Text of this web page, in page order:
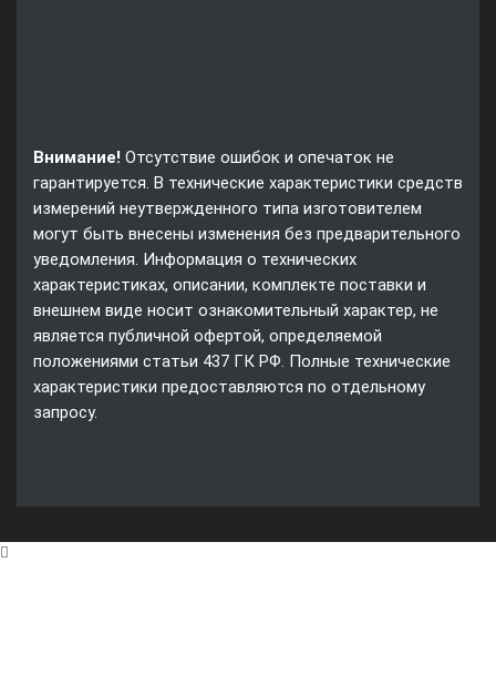
Внимание! Отсутствие ошибок и опечаток не
гарантируется. В технические характеристики средств
измерений неутвержденного типа изготовителем
могут быть внесены изменения без предварительного
уведомления. Информация о технических
характеристиках, описании, комплекте поставки и
внешнем виде носит ознакомительный характер, не
является публичной офертой, определяемой
положениями статьи 437 ГК РФ. Полные технические
характеристики предоставляются по отдельному
запросу.